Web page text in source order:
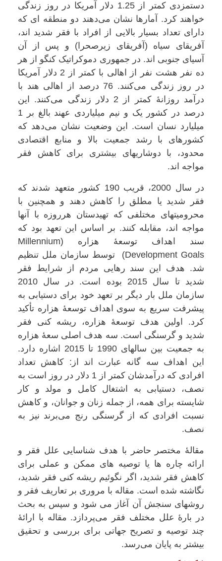
دستمزدی کمتر از 1.25 دلار آمریکا در روز زندگی
خواهند کرد. آمارها نشان می‌دهند دو منطقه ای که
دارای تعداد بسیار بالایی از افراد با فقر شدید اند،
آفریقای سیاه (آفریقای زیرصحرا) و پس از آن
آسیای جنوبی اند. در جمهوری دموکراتیک کنگو از هر
ده نفر هشت نفر از اهالی با کمتر از 2 دلار آمریکا
در روز زندگی می‌کنند. 76 درصد از اهالی هند با
درآمد روزانۀ کمتر از 2 دلار زندگی می‌کنند. این
درصد در کشور یک و نیم میلیاردی عهند بالغ بر 1
میلیارد نسان است. این وضعیت نشان می‌دهد که
کشورهای با رشد جمعیت بالا و منابع اقتصادی
محدود، با دوشاریهای بیشتری برای کاهش فقر
مواجه اند.
در سال 2000، قریب 190 کشور متعهد شدند که
فقر شدید یا مطلق را کاهش دهند و همچنین با
محرومیتهای مختلفی که تهیدستان هرروزه با آنها
مواجه اند، مقابله کنند. بر اساس این تعهد بود که
سند اهداف توسعۀ هزاره (Millennium
Development Goals) توسط سازمان ملل تنظیم
شد. هدف این سند رهایی مردم از شرایط فقر
شدید تا سال 2015 بوده است. در سال 2010
سازمان ملل بار دیگر بر تعهد خود برای دستیابی به
پیشرفت سریع به سوی اهداف توسعۀ هزاره تأکید
کرد. اولین هدف توسعۀ هزاره، ریشه کنی فقر
شدید و گرسنگی است. سه هدف اصلی سعۀ هزاره
به جمعیت بین سالهای 1990 تا 2015 اشاره دارد.
این اهداف سه گانه عبارت اند از: کاهش تعداد
افرادی که درآمدشان کمتر از 1 دلار در روز است به
نصف، دستیابی به اشتغال کامل و مولد و کار
شایسته برای همه، از جمله زنان و جوانان، و کاهش
نسبت افرادی که از گرسنگی رنج می‌برند نیز به
نصف.
مقالۀ مختصر حاضر با هدف شناسایی علل فقر و
ارائه چاره ها یا توصیه های ممکن و عملی برای
کاهش فقر شدید، اگر نگوئیم ریشه کنی فقر شدید،
نگاشته شده است. مقاله با مروری بر تعاریف فقر و
روشهای سنجش آن آغاز می شود و سپس به بحث
در بارۀ علل مختلف فقر می‌پردازد. مقاله با ارائۀ
چند توصیه و تصریح جهاتی برای بررسی و تحقیق
بیشتر به پایان می‌رسد.